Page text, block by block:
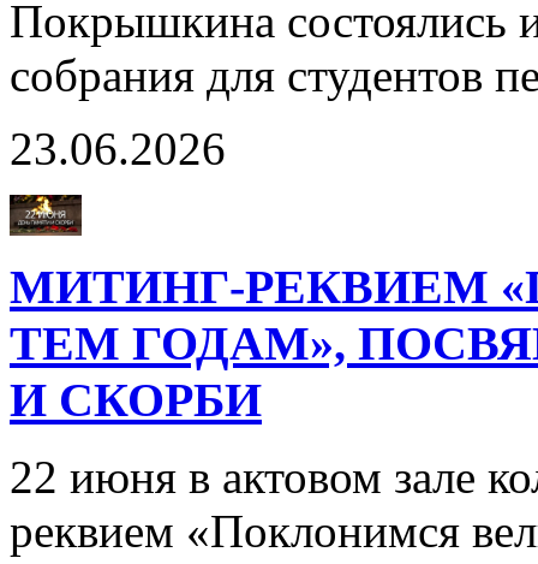
Покрышкина состоялись
собрания для студентов
23.06.2026
МИТИНГ-РЕКВИЕМ
ТЕМ ГОДАМ»,
И СКОРБИ
22 июня в актовом зале
реквием «Поклонимся